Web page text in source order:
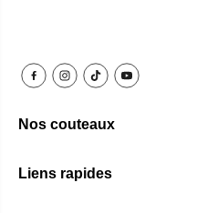
Nos couteaux
Liens rapides